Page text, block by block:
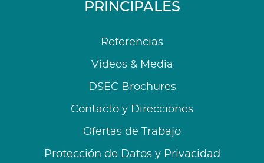
PRINCIPALES
Referencias
Videos & Media
DSEC Brochures
Contacto y Direcciones
Ofertas de Trabajo
Protección de Datos y Privacidad